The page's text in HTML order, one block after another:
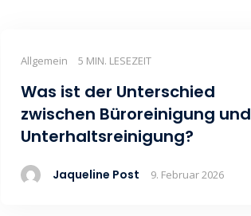
Allgemein 5 MIN. LESEZEIT
Was ist der Unterschied
zwischen Büroreinigung und
Unterhaltsreinigung?
Jaqueline Post 9. Februar 2026